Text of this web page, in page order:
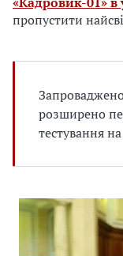
пропустити
розширено
тестування